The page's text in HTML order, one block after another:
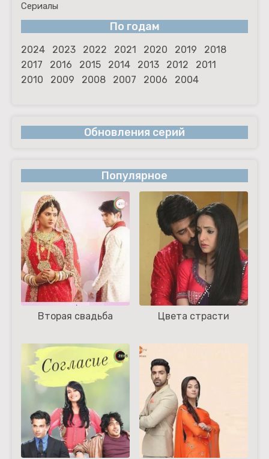
Сериалы
По годам
2024 2023 2022 2021 2020 2019
2018
2017
2016 2015 2014 2013 2012
2011
2010
2009 2008 2007 2006 2004
Обновления серий
Популярное
Вторая свадьба Цвета страсти